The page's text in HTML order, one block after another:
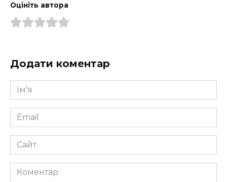
Оцініть автора
Додати коментар
Ім'я
*
Email
*
Сайт
Коментар